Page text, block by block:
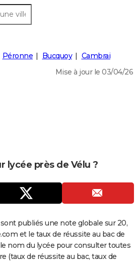
Péronne Bucquoy
Cambrai
Mise à jour le 03/04/26
lycée près de Vélu ?
publiés une note globale sur 20,
et le taux de réussite au bac de
nom du lycée pour consulter toutes
(taux de réussite au bac, taux de